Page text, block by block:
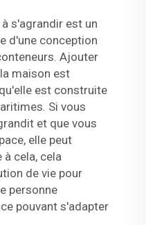
s'agrandir est un
d'une conception
Ajouter
maison est
est construite
Si vous
et que vous
elle peut
à cela, cela
de vie pour
personne
pouvant s'adapter